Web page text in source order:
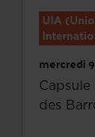
UIA
mercredi
des